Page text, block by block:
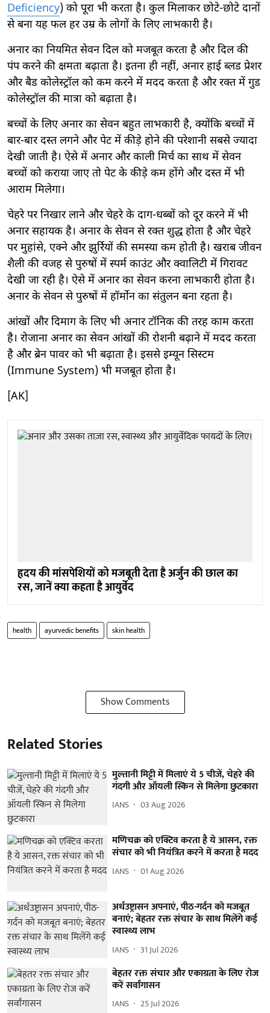
Deficiency) को पूरा भी करता है। कुल मिलाकर छोटे-छोटे दानों
से बना यह फल हर उम्र के लोगों के लिए लाभकारी है।
अनार का नियमित सेवन दिल को मजबूत करता है और दिल की
पंप करने की क्षमता बढ़ाता है। इतना ही नहीं, अनार हाई ब्लड प्रेशर
और बैड कोलेस्ट्रॉल को कम करने में मदद करता है और रक्त में गुड
कोलेस्ट्रॉल की मात्रा को बढ़ाता है।
बच्चों के लिए अनार का सेवन बहुत लाभकारी है, क्योंकि बच्चों में
बार-बार दस्त लगने और पेट में कीड़े होने की परेशानी सबसे ज्यादा
देखी जाती है। ऐसे में अनार और काली मिर्च का साथ में सेवन
बच्चों को कराया जाए तो पेट के कीड़े कम होंगे और दस्त में भी
आराम मिलेगा।
चेहरे पर निखार लाने और चेहरे के दाग-धब्बों को दूर करने में भी
अनार सहायक है। अनार के सेवन से रक्त शुद्ध होता है और चेहरे
पर मुहांसे, एक्ने और झुर्रियों की समस्या कम होती है। खराब जीवन
शैली की वजह से पुरुषों में स्पर्म काउंट और क्वालिटी में गिरावट
देखी जा रही है। ऐसे में अनार का सेवन करना लाभकारी होता है।
अनार के सेवन से पुरुषों में हॉर्मोन का संतुलन बना रहता है।
आंखों और दिमाग के लिए भी अनार टॉनिक की तरह काम करता
है। रोजाना अनार का सेवन आंखों की रोशनी बढ़ाने में मदद करता
है और ब्रेन पावर को भी बढ़ाता है। इससे इम्यून सिस्टम
(Immune System) भी मजबूत होता है।
[AK]
हृदय की मांसपेशियों को मजबूती देता है अर्जुन की छाल का
रस, जानें क्या कहता है आयुर्वेद
health ayurvedic benefits skin health
Show Comments
Related Stories
मुल्तानी मिट्टी में मिलाएं ये 5 चीजें, चेहरे की
गंदगी और ऑयली स्किन से मिलेगा छुटकारा
IANS 03 Aug 2026
मणिचक्र को एक्टिव करता है ये आसन, रक्त
संचार को भी नियंत्रित करने में करता है मदद
IANS 01 Aug 2026
अर्धउष्ट्रासन अपनाएं, पीठ-गर्दन को मजबूत
बनाएं; बेहतर रक्त संचार के साथ मिलेंगे कई
स्वास्थ्य लाभ
IANS 31 Jul 2026
बेहतर रक्त संचार और एकाग्रता के लिए रोज
करें सर्वांगासन
IANS 25 Jul 2026